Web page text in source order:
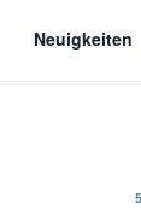
Neuigkeiten